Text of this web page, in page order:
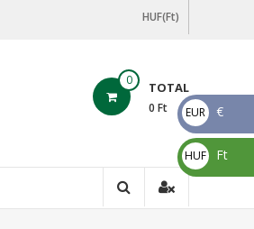
HUF(Ft)
0 TOTAL
0 Ft
EUR
€
€
HUF
Ft
Ft